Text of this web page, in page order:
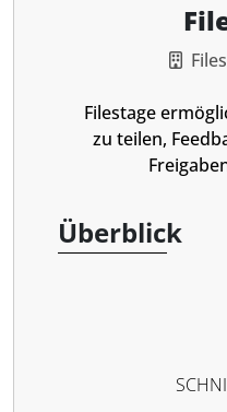
Filestage
zu teilen,
Überblick